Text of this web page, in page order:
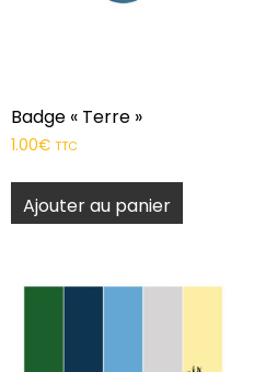
Badge « Terre »
1.00€ TTC
Ajouter au panier